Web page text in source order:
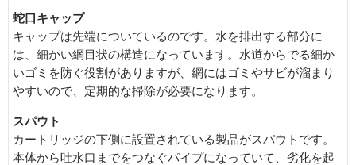
蛇口キャップ
キャップは先端についているのです。水を排出する部分に
は、細かい網目状の構造になっています。水道からでる細か
いゴミを防ぐ役割がありますが、網にはゴミやサビが溜まり
やすいので、定期的な掃除が必要になります。
スパウト
カートリッジの下側に設置されている製品がスパウトです。
本体から吐水口までをつなぐパイプになっていて、劣化を起